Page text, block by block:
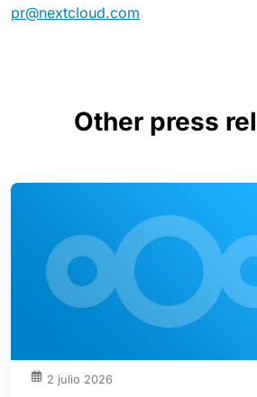
pr@nextcloud.com
Other press
2 julio 2026